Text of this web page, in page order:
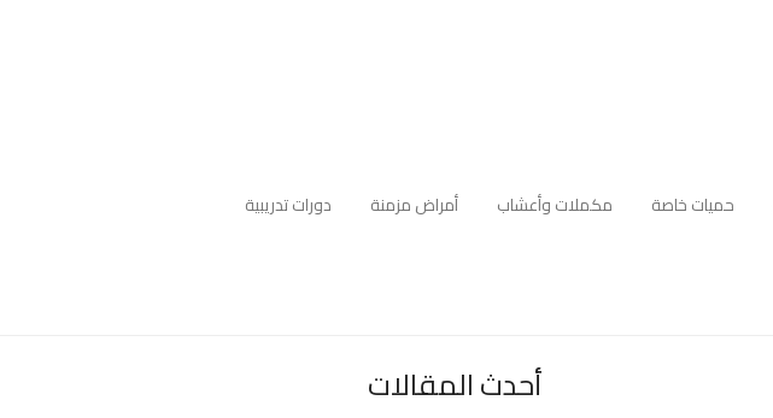
حميات خاصة مكملات وأعشاب أمراض مزمنة
دورات تدريبية
أحدث المقالات